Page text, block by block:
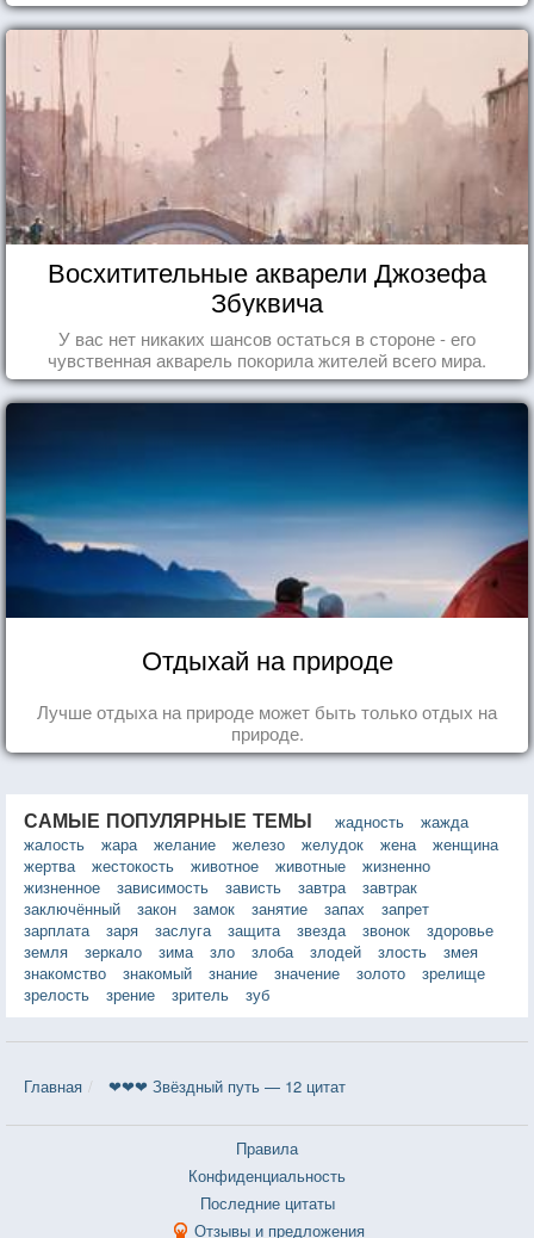
Восхитительные акварели Джозефа
Збуквича
У вас нет никаких шансов остаться в стороне - его
чувственная акварель покорила жителей всего мира.
Отдыхай на природе
Лучше отдыха на природе может быть только отдых на
природе.
САМЫЕ ПОПУЛЯРНЫЕ ТЕМЫ жадность
жажда
жалость
жара желание железо желудок жена
женщина
жертва
жестокость животное животные
жизненно
жизненное
зависимость зависть завтра
завтрак
заключённый
закон замок занятие запах
запрет
зарплата
заря заслуга защита звезда звонок
здоровье
земля
зеркало зима зло злоба злодей злость
змея
знакомство
знакомый знание значение золото
зрелище
зрелость
зрение зритель зуб
Главная ❤❤❤ Звёздный путь — 12 цитат
Правила
Конфиденциальность
Последние цитаты
Отзывы и предложения